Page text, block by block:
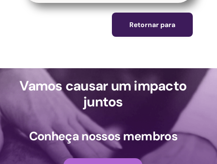
Retornar para
Vamos causar um impacto
juntos
Conheça nossos membros